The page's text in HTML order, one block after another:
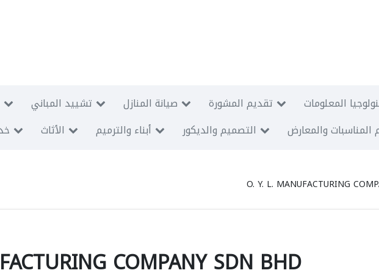
تشييد المباني صيانة المنازل تقديم المشورة
المعلومات
الأثاث أبناء والترميم التصميم والديكور المناسبات والمعارض
O. Y. L. MANUFACTURING
COMPANY SDN BHD